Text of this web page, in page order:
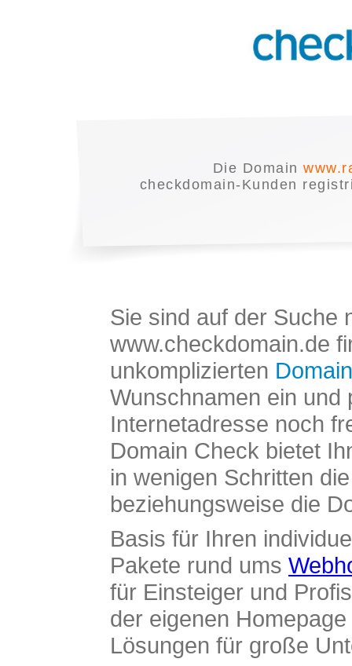
Die Domain
checkdomain-Kunden
Sie sind auf der Suche
www.checkdomain.de
unkomplizierten
Wunschnamen ein und
Internetadresse noch
Domain Check bietet
in wenigen Schritten
beziehungsweise die
Basis für Ihren
Pakete rund ums
für Einsteiger und
der eigenen
Lösungen für große